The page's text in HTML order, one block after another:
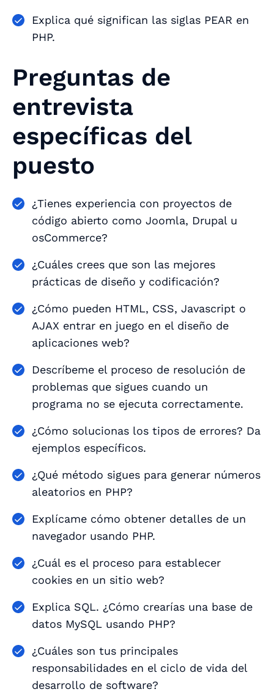
Explica qué significan las siglas PEAR en
PHP.
Preguntas de
entrevista
específicas del
puesto
¿Tienes experiencia con proyectos de
código abierto como Joomla, Drupal u
osCommerce?
¿Cuáles crees que son las mejores
prácticas de diseño y codificación?
¿Cómo pueden HTML, CSS, Javascript o
AJAX entrar en juego en el diseño de
aplicaciones web?
Descríbeme el proceso de resolución de
problemas que sigues cuando un
programa no se ejecuta correctamente.
¿Cómo solucionas los tipos de errores? Da
ejemplos específicos.
¿Qué método sigues para generar números
aleatorios en PHP?
Explícame cómo obtener detalles de un
navegador usando PHP.
¿Cuál es el proceso para establecer
cookies en un sitio web?
Explica SQL. ¿Cómo crearías una base de
datos MySQL usando PHP?
¿Cuáles son tus principales
responsabilidades en el ciclo de vida del
desarrollo de software?